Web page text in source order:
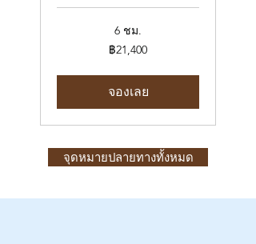
6 ชม.
฿21,400
จองเลย
จุดหมายปลายทางทั้งหมด